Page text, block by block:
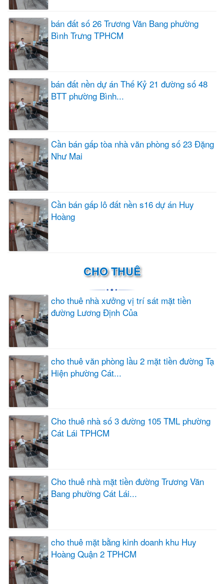
bán đất số 26 Trương Văn Bang phường
Bình Trưng TPHCM
bán đất nền dự án Thế Kỷ 21 đường số 48
BTT phường Bình...
Cần bán gấp tòa nhà văn phòng số 23 Đặng
Như Mai
Cần bán gấp lô đất nền s16 dự án Huy
Hoàng
CHO THUÊ
cho thuê nhà xưởng vị trí sát mặt tiền
đường Lương Định Của
cho thuê văn phòng lầu 2 mặt tiền đường Tạ
Hiện phường Cát...
Cho thuê nhà số 3 đường 105 TML phường
Cát Lái TPHCM
Cho thuê nhà mặt tiền đường Trương Văn
Bang phường Cát Lái...
cho thuê mặt bằng kinh doanh khu Huy
Hoàng Quận 2 TPHCM